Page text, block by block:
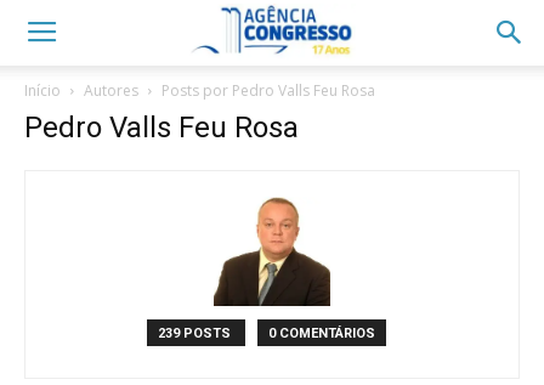
Início Autores Posts por Pedro Valls Feu Rosa
Pedro Valls Feu Rosa
239 POSTS 0 COMENTÁRIOS